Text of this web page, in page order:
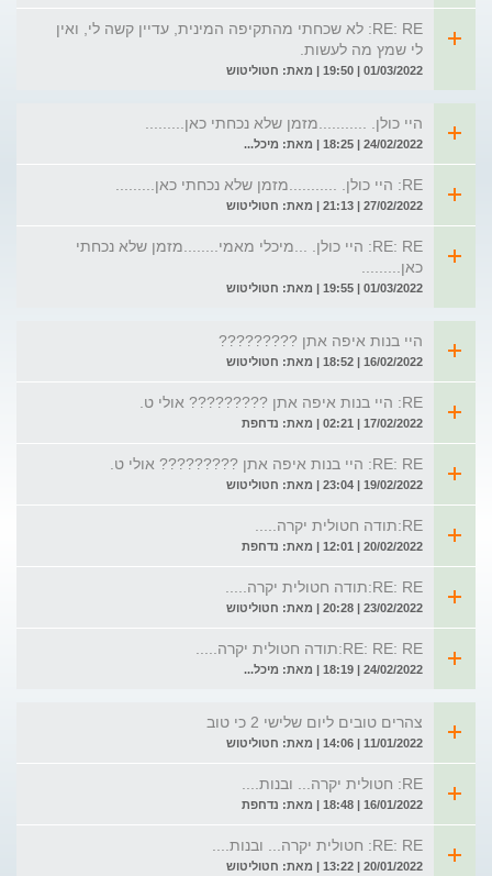
RE: RE: לא שכחתי מהתקיפה המינית, עדיין קשה לי, ואין
לי שמץ מה לעשות.
01/03/2022 | 19:50 | מאת: חטוליטוש
היי כולן. ...........מזמן שלא נכחתי כאן.........
24/02/2022 | 18:25 | מאת: מיכל...
RE: היי כולן. ...........מזמן שלא נכחתי כאן.........
27/02/2022 | 21:13 | מאת: חטוליטוש
RE: RE: היי כולן. ...מיכלי מאמי........מזמן שלא נכחתי
כאן.........
01/03/2022 | 19:55 | מאת: חטוליטוש
היי בנות איפה אתן ?????????
16/02/2022 | 18:52 | מאת: חטוליטוש
RE: היי בנות איפה אתן ????????? אולי ט.
17/02/2022 | 02:21 | מאת: נדחפת
RE: RE: היי בנות איפה אתן ????????? אולי ט.
19/02/2022 | 23:04 | מאת: חטוליטוש
RE:תודה חטולית יקרה.....
20/02/2022 | 12:01 | מאת: נדחפת
RE: RE:תודה חטולית יקרה.....
23/02/2022 | 20:28 | מאת: חטוליטוש
RE: RE: RE:תודה חטולית יקרה.....
24/02/2022 | 18:19 | מאת: מיכל...
צהרים טובים ליום שלישי 2 כי טוב
11/01/2022 | 14:06 | מאת: חטוליטוש
RE: חטולית יקרה... ובנות....
16/01/2022 | 18:48 | מאת: נדחפת
RE: RE: חטולית יקרה... ובנות....
20/01/2022 | 13:22 | מאת: חטוליטוש